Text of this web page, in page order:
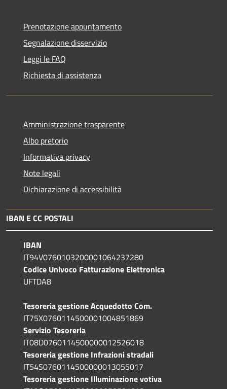
Prenotazione appuntamento
Segnalazione disservizio
Leggi le FAQ
Richiesta di assistenza
Amministrazione trasparente
Albo pretorio
Informativa privacy
Note legali
Dichiarazione di accessibilità
IBAN E CC POSTALI
IBAN
IT94V0760103200001064237280
Codice Univoco Fatturazione Elettronica
UFTDA8
Tesoreria gestione Acquedotto Com.
IT75X0760114500001004851869
Servizio Tesoreria
IT08D0760114500000012526018
Tesoreria gestione Infrazioni stradali
IT54S0760114500000013055017
Tesoreria gestione Illuminazione votiva